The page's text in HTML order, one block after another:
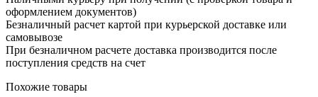
оформлением документов)
Безналичный расчет картой при курьерской доставке или
самовывозе
При безналичном расчете доставка производится после
поступления средств на счет
Похожие товары